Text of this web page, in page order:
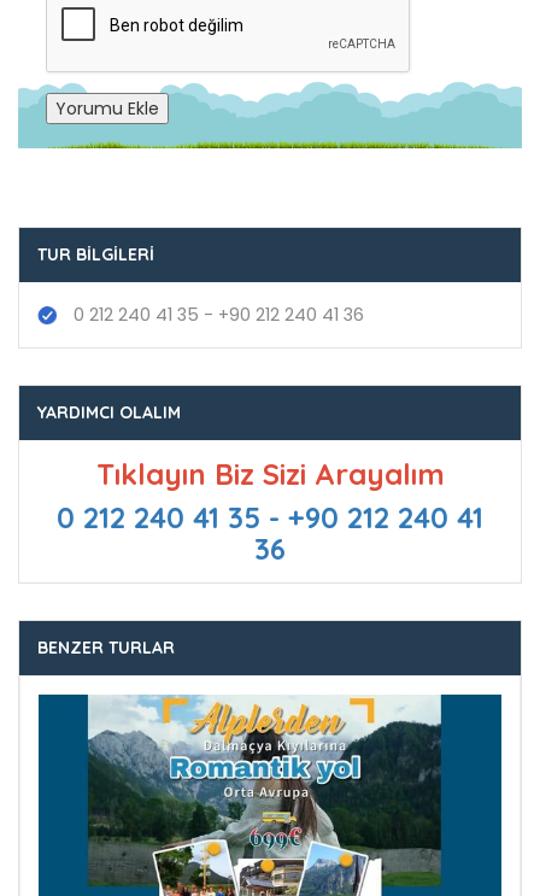
Yorumu Ekle
TUR BILGILERI
0 212 240 41 35 - +90 212 240 41 36
YARDIMCI OLALIM
Tıklayın Biz Sizi Arayalım
0 212 240 41 35 - +90 212 240 41
36
BENZER TURLAR